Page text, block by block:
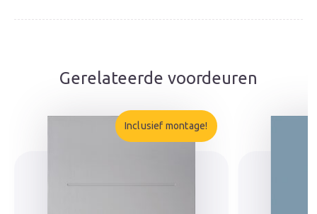
Gerelateerde voordeuren
Inclusief montage!